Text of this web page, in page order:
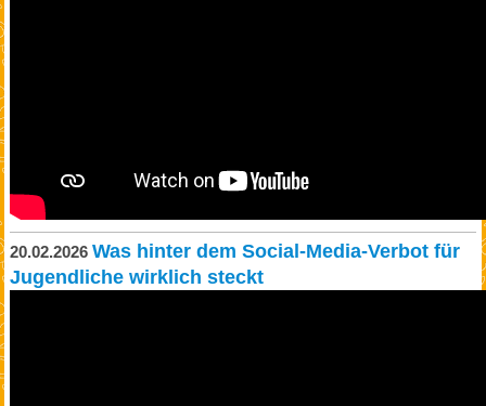
20.02.2026 Was hinter dem Social-Media-Verbot für
Jugendliche wirklich steckt